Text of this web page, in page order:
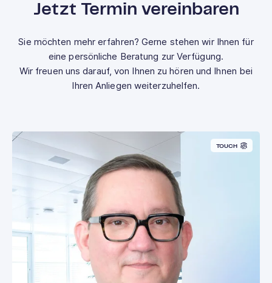
Jetzt Termin vereinbaren
Sie möchten mehr erfahren? Gerne stehen wir Ihnen für
eine persönliche Beratung zur Verfügung.
Wir freuen uns darauf, von Ihnen zu hören und Ihnen bei
Ihren Anliegen weiterzuhelfen.
TOUCH
Termin buchen →